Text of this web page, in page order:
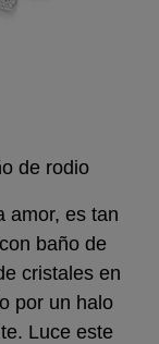
de rodio
amor, es tan
baño de
cristales en
por un halo
Luce este